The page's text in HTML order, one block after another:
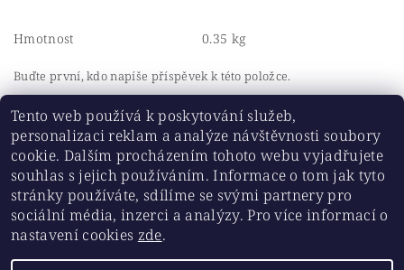
Hmotnost 0.35 kg
Buďte první, kdo napíše příspěvek k této položce.
Přidat komentář
Historickesklo.cz | Chovatelskepotreby.eu
Tento web používá k poskytování služeb,
personalizaci reklam a analýze návštěvnosti soubory
cookie. Dalším procházením tohoto webu vyjadřujete
souhlas s jejich používáním. Informace o tom jak tyto
stránky používáte, sdílíme se svými partnery pro
sociální média, inzerci a analýzy. Pro více informací o
nastavení cookies zde.